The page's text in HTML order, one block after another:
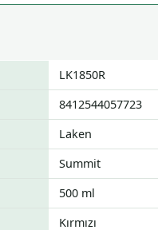
LK1850R
8412544057723
Laken
Summit
500 ml
Kırmızı